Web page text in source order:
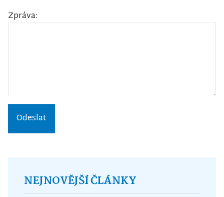
Zpráva:
Odeslat
NEJNOVĚJŠÍ ČLÁNKY